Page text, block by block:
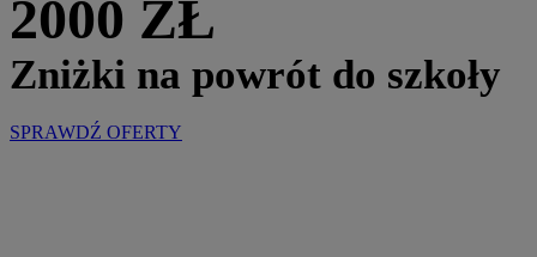
2000 ZŁ
Zniżki na powrót do szkoły
SPRAWDŹ OFERTY